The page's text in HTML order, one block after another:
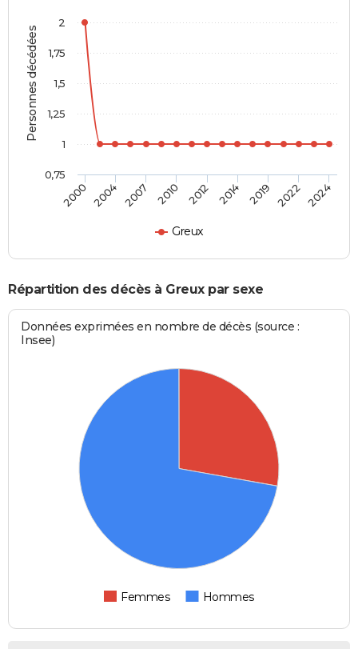
Personnes décédées
Greux
2000 2004 2007 2010 2012 2014 2019 2022 2024
0,75
1
1,25
1,5
1,75
2
Répartition des décès à Greux par sexe
Données exprimées en nombre de décès (source :
Insee)
Femmes Hommes